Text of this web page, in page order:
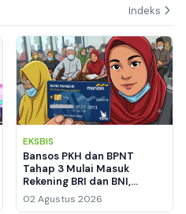
Indeks
EKSBIS
Bansos PKH dan BPNT
Tahap 3 Mulai Masuk
Rekening BRI dan BNI,
Pemegang KKS Mandiri
Masih Nihil
02 Agustus 2026